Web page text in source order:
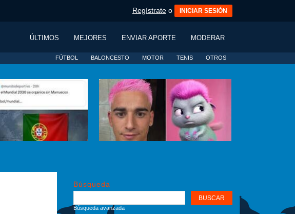
Regístrate o INICIAR SESIÓN
ÚLTIMOS MEJORES ENVIAR APORTE MODERAR
FÚTBOL BALONCESTO MOTOR TENIS OTROS
Búsqueda
Búsqueda avanzada